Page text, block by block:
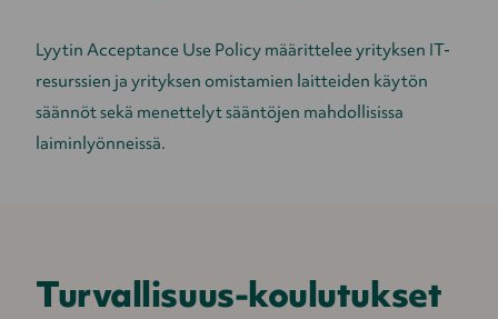
Lyytin Acceptance Use Policy määrittelee yrityksen IT-
resurssien ja yrityksen omistamien laitteiden käytön
säännöt sekä menettelyt sääntöjen mahdollisissa
laiminlyönneissä.
Turvallisuus-koulutukset